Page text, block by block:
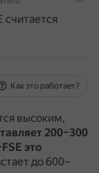
считается
Как это работает?
высоким,
200–300
это
до 600–